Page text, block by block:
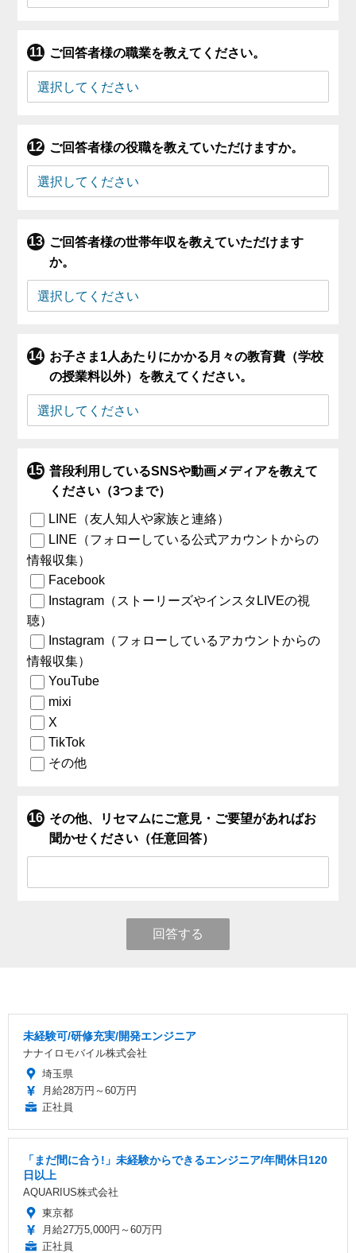
ご回答者様の職業を教えてください。
ご回答者様の役職を教えていただけますか。
ご回答者様の世帯年収を教えていただけます
か。
お子さま1人あたりにかかる月々の教育費（学校
の授業料以外）を教えてください。
普段利用しているSNSや動画メディアを教えて
ください（3つまで）
LINE（友人知人や家族と連絡）
LINE（フォローしている公式アカウントからの
情報収集）
Facebook
Instagram（ストーリーズやインスタLIVEの視
聴）
Instagram（フォローしているアカウントからの
情報収集）
YouTube
mixi
X
TikTok
その他
その他、リセマムにご意見・ご要望があればお
聞かせください（任意回答）
回答する
未経験可/研修充実/開発エンジニア
ナナイロモバイル株式会社
埼玉県
月給28万円～60万円
正社員
「まだ間に合う!」未経験からできるエンジニア/年間休日120
日以上
AQUARIUS株式会社
東京都
月給27万5,000円～60万円
正社員